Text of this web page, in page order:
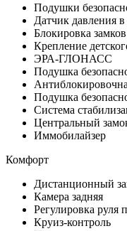
Подушки
Датчик давления
Блокировка
Крепление
ЭРА-ГЛОНАСС
Подушка
Подушка
Система
Центральный
Иммобилайзер
Комфорт
Дистанционный
Камера задняя
Регулировка руля
Круиз-контроль